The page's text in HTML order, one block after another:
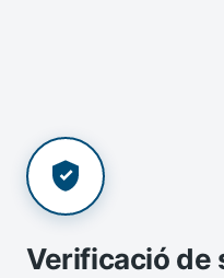
Verificació de